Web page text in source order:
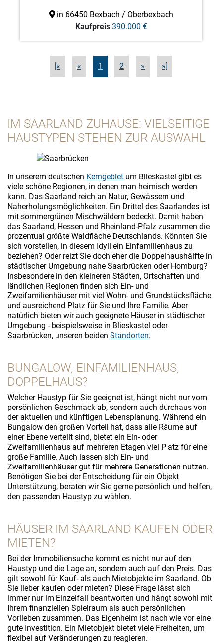
in 66450 Bexbach / Oberbexbach
Kaufpreis 390.000 €
[« « 1 2 » »]
IM SAARLAND ZUHAUSE: VIELSEITIGE
HAUSTYPEN STEHEN ZUR AUSWAHL
In unserem deutschen Kerngebiet um Blieskastel gibt es
viele schöne Regionen, in denen man heimisch werden
kann. Das Saarland reich an Natur, Gewässern und
Naherholungsmöglichkeiten. Ein Drittel des Saarlandes ist
mit sommergrünen Mischwäldern bedeckt. Damit haben
das Saarland, Hessen und Rheinland-Pfalz zusammen die
prozentual größte Waldfläche Deutschlands. Könnten Sie
sich vorstellen, in diesem Idyll ein Einfamilienhaus zu
beziehen? Oder reizt Sie doch eher die Doppelhaushälfte in
städtischer Umgebung nahe Saarbrücken oder Homburg?
Insbesondere in den kleineren Städten, Ortschaften und
ländlichen Regionen finden sich Ein- und
Zweifamilienhäuser mit viel Wohn- und Grundstücksfläche
und ausreichend Platz für Sie und Ihre Familie. Aber
natürlich bieten wir auch geeignete Häuser in städtischer
Umgebung - beispielsweise in Blieskastel oder
Saarbrücken, unseren beiden Standorten.
BUNGALOW, EINFAMILIENHAUS,
DOPPELHAUS?
Welcher Haustyp für Sie geeignet ist, hängt nicht nur vom
persönlichen Geschmack ab, sondern auch durchaus von
der aktuellen und künftigen Lebensplanung. Während ein
Bungalow den großen Vorteil hat, dass alle Räume auf
einer Ebene verteilt sind, bietet ein Ein- oder
Zweifamilienhaus auf mehreren Etagen viel Platz für eine
große Familie. Auch lassen sich Ein- und
Zweifamilienhäuser gut für mehrere Generationen nutzen.
Benötigen Sie bei der Entscheidung für ein Objekt
Unterstützung, beraten wir Sie gerne persönlich und helfen,
den passenden Haustyp zu wählen.
HÄUSER IM SAARLAND KAUFEN ODER
MIETEN?
Bei der Immobiliensuche kommt es nicht nur auf den
Haustyp und die Lage an, sondern auch auf den Preis. Das
gilt sowohl für Kauf- als auch Mietobjekte im Saarland. Ob
Sie lieber kaufen oder mieten? Diese Frage lässt sich
immer nur im Einzelfall beantworten und hängt sowohl mit
Ihrem finanziellen Spielraum als auch persönlichen
Vorlieben zusammen. Das Eigenheim ist nach wie vor eine
gute Investition. Ein Mietobjekt bietet viele Freiheiten, um
flexibel auf Veränderungen zu reagieren.